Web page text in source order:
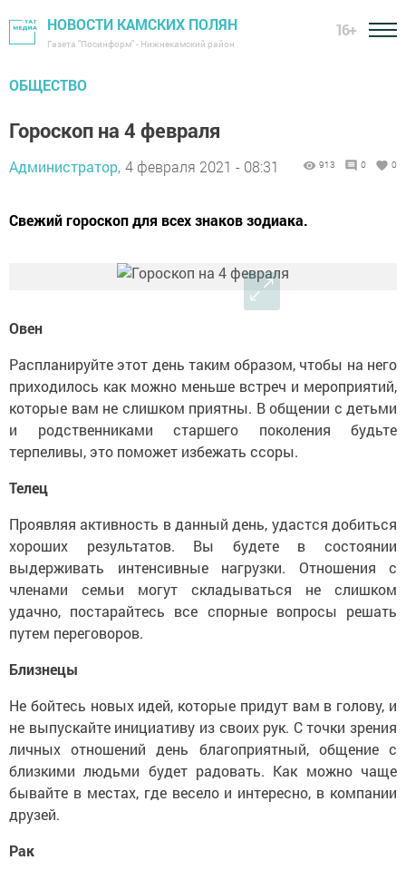
НОВОСТИ КАМСКИХ ПОЛЯН
Газета "Посинформ" - Нижнекамский район
16+
ОБЩЕСТВО
Гороскоп на 4 февраля
Администратор, 4 февраля 2021 - 08:31 913 0 0
Свежий гороскоп для всех знаков зодиака.
Овен
Распланируйте этот день таким образом, чтобы на него
приходилось как можно меньше встреч и мероприятий,
которые вам не слишком приятны. В общении с детьми
и родственниками старшего поколения будьте
терпеливы, это поможет избежать ссоры.
Телец
Проявляя активность в данный день, удастся добиться
хороших результатов. Вы будете в состоянии
выдерживать интенсивные нагрузки. Отношения с
членами семьи могут складываться не слишком
удачно, постарайтесь все спорные вопросы решать
путем переговоров.
Близнецы
He бойтесь новых идей, которые придут вам в голову, и
не выпускайте инициативу из своих рук. С точки зрения
личных отношений день благоприятный, общение с
близкими людьми будет радовать. Как можно чаще
бывайте в местах, где весело и интересно, в компании
друзей.
Рак